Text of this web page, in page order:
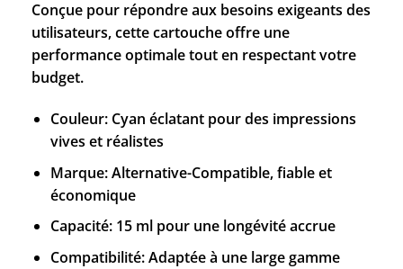
Conçue pour répondre aux besoins exigeants des
utilisateurs, cette cartouche offre une
performance optimale tout en respectant votre
budget.
Couleur: Cyan éclatant pour des impressions
vives et réalistes
Marque: Alternative-Compatible, fiable et
économique
Capacité: 15 ml pour une longévité accrue
Compatibilité: Adaptée à une large gamme